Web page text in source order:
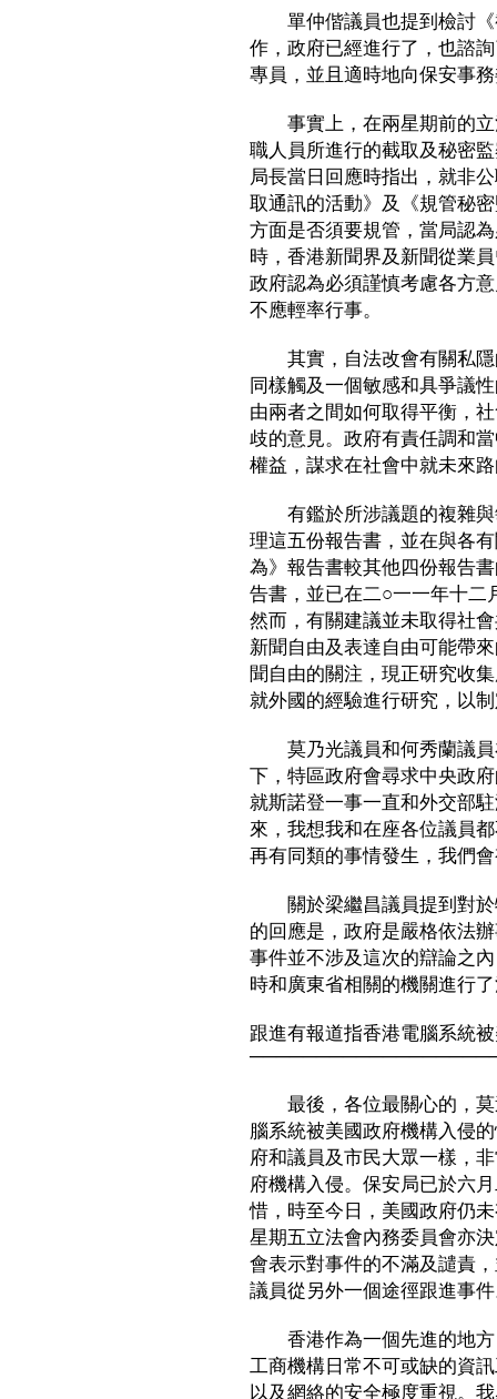
單仲偕議員也提到檢討《
作，政府已經進行了，也諮
專員，並且適時地向保安事
事實上，在兩星期前的立
職人員所進行的截取及秘密
局長當日回應時指出，就非
取通訊的活動》及《規管秘
方面是否須要規管，當局認
時，香港新聞界及新聞從業
政府認為必須謹慎考慮各方
不應輕率行事。
其實，自法改會有關私隱
同樣觸及一個敏感和具爭議
由兩者之間如何取得平衡，
歧的意見。政府有責任調和
權益，謀求在社會中就未來
有鑑於所涉議題的複雜與
理這五份報告書，並在與各
為》報告書較其他四份報告
告書，並已在二○一一年十二
然而，有關建議並未取得社
新聞自由及表達自由可能帶
聞自由的關注，現正研究收
就外國的經驗進行研究，以
莫乃光議員和何秀蘭議員
下，特區政府會尋求中央政
就斯諾登一事一直和外交部
來，我想我和在座各位議員
再有同類的事情發生，我們
關於梁繼昌議員提到對於
的回應是，政府是嚴格依法
事件並不涉及這次的辯論之
時和廣東省相關的機關進行
跟進有報道指香港電腦系統
最後，各位最關心的，莫
腦系統被美國政府機構入侵
府和議員及市民大眾一樣，
府機構入侵。保安局已於六
惜，時至今日，美國政府仍
星期五立法會內務委員會亦
會表示對事件的不滿及譴責
議員從另外一個途徑跟進事
香港作為一個先進的地方
工商機構日常不可或缺的資
以及網絡的安全極度重視。